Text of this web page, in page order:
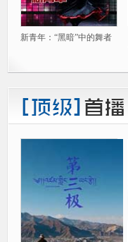
新青年：“黑暗”中的舞者